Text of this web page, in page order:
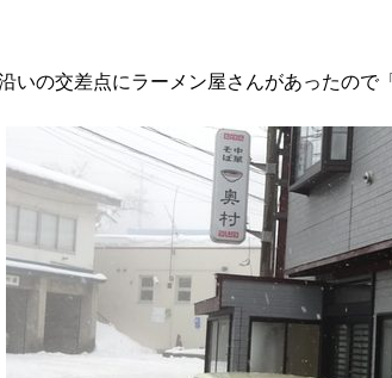
いの交差点にラーメン屋さんがあったので「